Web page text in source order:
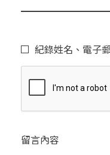
紀錄姓名、電子
留言內容